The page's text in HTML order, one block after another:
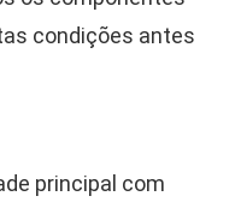
condições antes
principal com